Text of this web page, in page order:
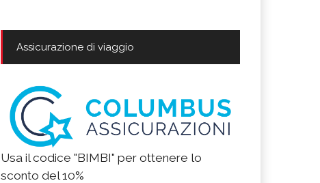
Assicurazione di viaggio
Usa il codice "BIMBI" per ottenere lo
sconto del 10%